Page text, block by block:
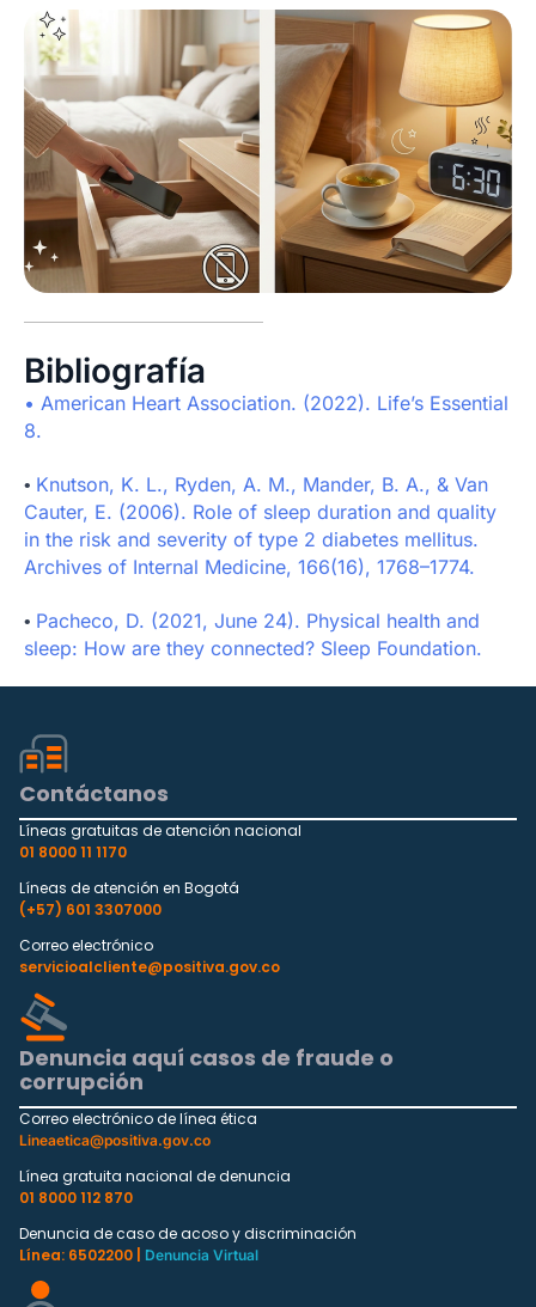
Bibliografía
• American Heart Association. (2022). Life’s Essential
8.
• Knutson, K. L., Ryden, A. M., Mander, B. A., & Van
Cauter, E. (2006). Role of sleep duration and quality
in the risk and severity of type 2 diabetes mellitus.
Archives of Internal Medicine, 166(16), 1768–1774.
• Pacheco, D. (2021, June 24). Physical health and
sleep: How are they connected? Sleep Foundation.
Contáctanos
Líneas gratuitas de atención nacional
01 8000 11 1170
Líneas de atención en Bogotá
(+57) 601 3307000
Correo electrónico
servicioalcliente@positiva.gov.co
Denuncia aquí casos de fraude o
corrupción
Correo electrónico de línea ética
Lineaetica@positiva.gov.co
Línea gratuita nacional de denuncia
01 8000 112 870
Denuncia de caso de acoso y discriminación
Línea: 6502200 |
Denuncia Virtual